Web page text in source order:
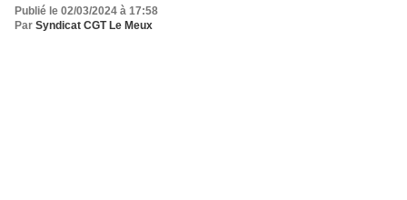
Publié le 02/03/2024 à 17:58
Par Syndicat CGT Le Meux